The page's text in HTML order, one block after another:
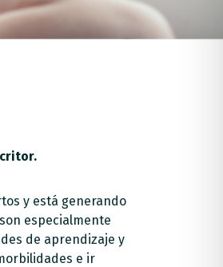
y está generando
especialmente
de aprendizaje y
e ir